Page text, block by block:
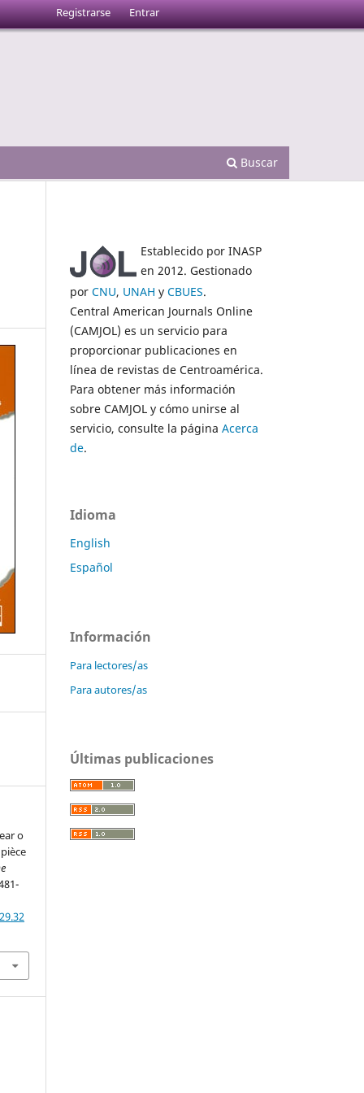
Buscar
Registrarse Entrar
o
Establecido por INASP
en 2012. Gestionado
por CNU, UNAH y CBUES.
Central American Journals Online
(CAMJOL) es un servicio para
proporcionar publicaciones en
línea de revistas de Centroamérica.
Para obtener más información
sobre CAMJOL y cómo unirse al
servicio, consulte la página Acerca
de.
Idioma
English
Español
Información
Para lectores/as
Para autores/as
Últimas publicaciones